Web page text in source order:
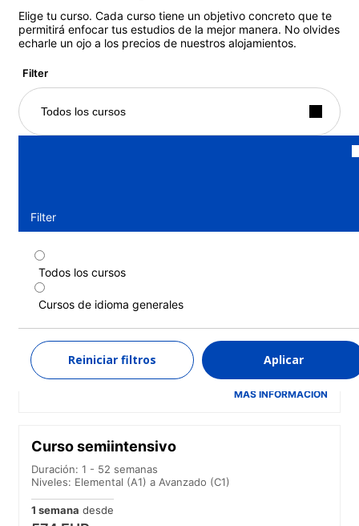
Elige tu curso. Cada curso tiene un objetivo concreto que te
permitirá enfocar tus estudios de la mejor manera. No olvides
echarle un ojo a los precios de nuestros alojamientos.
Filter
Todos los cursos
Filter
Todos los cursos
Cursos de idioma generales
Reiniciar filtros Aplicar
Curso estándar
Duración: 1 - 52 semanas
1 semana
556 EUR
MÁS INFORMACIÓN
Curso semiintensivo
Duración: 1 - 52 semanas
Niveles: Elemental (A1) a Avanzado (C1)
1 semana desde